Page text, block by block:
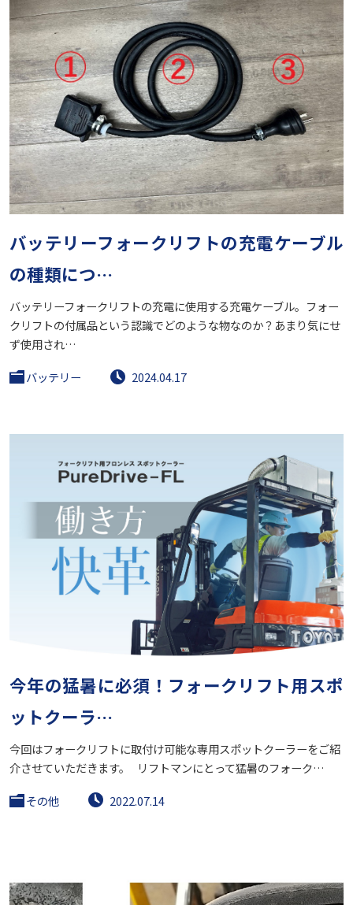
バッテリーフォークリフトの充電ケーブル
の種類につ…
バッテリーフォークリフトの充電に使用する充電ケーブル。フォー
クリフトの付属品という認識でどのような物なのか？あまり気にせ
ず使用され…
バッテリー
2024.04.17
今年の猛暑に必須！フォークリフト用スポ
ットクーラ…
今回はフォークリフトに取付け可能な専用スポットクーラーをご紹
介させていただきます。 リフトマンにとって猛暑のフォーク…
その他
2022.07.14